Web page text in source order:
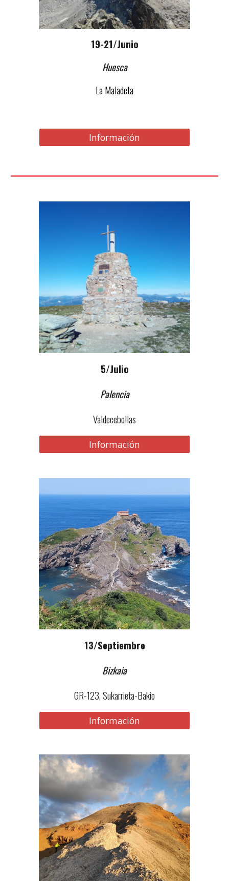
19-21/Junio
Huesca
La Maladeta
Información
5/Julio
Palencia
Valdecebollas
Información
13/Septiembre
Bizkaia
GR-123,Sukarrieta-Bakio
Información